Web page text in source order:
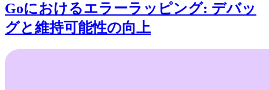
Goにおけるエラーラッピング: デバッ
グと維持可能性の向上